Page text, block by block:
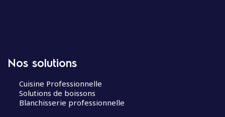
Nos solutions
Cuisine Professionnelle
Solutions de boissons
Blanchisserie professionnelle